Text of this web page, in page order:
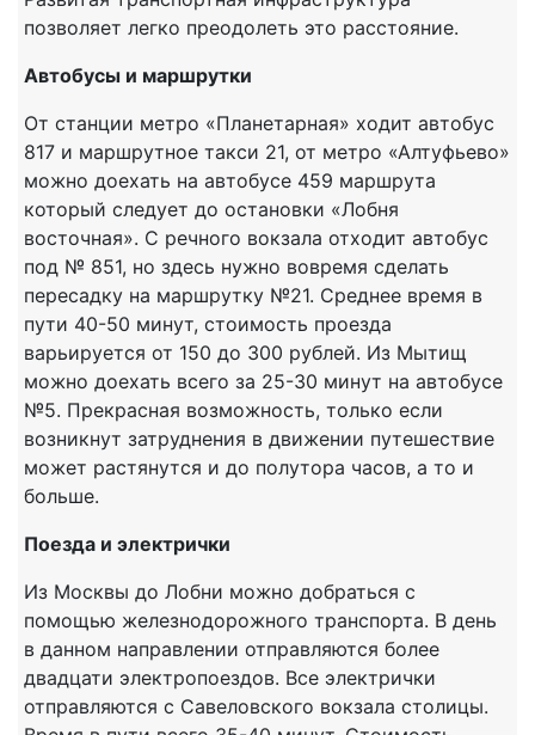
позволяет легко преодолеть это расстояние.
Автобусы и маршрутки
От станции метро «Планетарная» ходит автобус
817 и маршрутное такси 21, от метро «Алтуфьево»
можно доехать на автобусе 459 маршрута
который следует до остановки «Лобня
восточная». С речного вокзала отходит автобус
под № 851, но здесь нужно вовремя сделать
пересадку на маршрутку №21. Среднее время в
пути 40-50 минут, стоимость проезда
варьируется от 150 до 300 рублей. Из Мытищ
можно доехать всего за 25-30 минут на автобусе
№5. Прекрасная возможность, только если
возникнут затруднения в движении путешествие
может растянутся и до полутора часов, а то и
больше.
Поезда и электрички
Из Москвы до Лобни можно добраться с
помощью железнодорожного транспорта. В день
в данном направлении отправляются более
двадцати электропоездов. Все электрички
отправляются с Савеловского вокзала столицы.